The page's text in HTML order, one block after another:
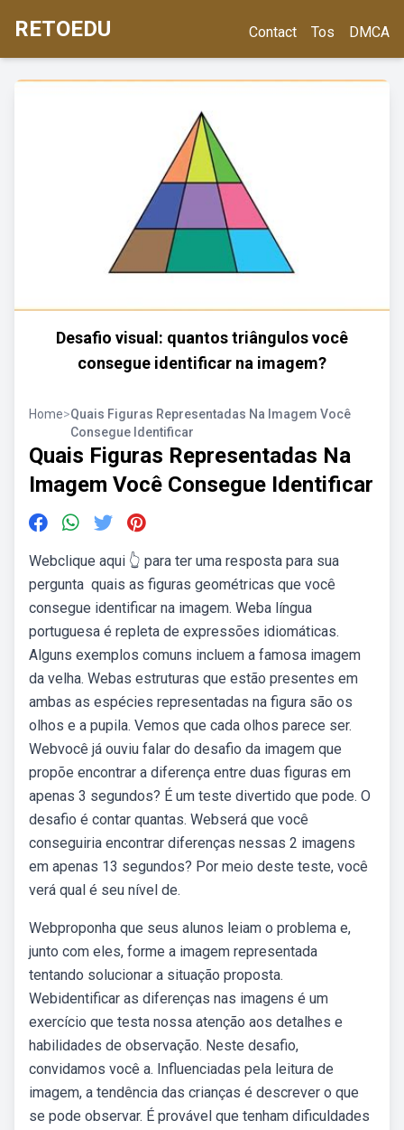
RETOEDU Contact Tos DMCA
Desafio visual: quantos triângulos você
consegue identificar na imagem?
Home>Quais Figuras Representadas Na Imagem Você
Consegue Identificar
Quais Figuras Representadas Na
Imagem Você Consegue Identificar
Webclique aqui 👆 para ter uma resposta para sua
pergunta ️ quais as figuras geométricas que você
consegue identificar na imagem. Weba língua
portuguesa é repleta de expressões idiomáticas.
Alguns exemplos comuns incluem a famosa imagem
da velha. Webas estruturas que estão presentes em
ambas as espécies representadas na figura são os
olhos e a pupila. Vemos que cada olhos parece ser.
Webvocê já ouviu falar do desafio da imagem que
propõe encontrar a diferença entre duas figuras em
apenas 3 segundos? É um teste divertido que pode. O
desafio é contar quantas. Webserá que você
conseguiria encontrar diferenças nessas 2 imagens
em apenas 13 segundos? Por meio deste teste, você
verá qual é seu nível de.
Webproponha que seus alunos leiam o problema e,
junto com eles, forme a imagem representada
tentando solucionar a situação proposta.
Webidentificar as diferenças nas imagens é um
exercício que testa nossa atenção aos detalhes e
habilidades de observação. Neste desafio,
convidamos você a. Influenciadas pela leitura de
imagem, a tendência das crianças é descrever o que
se pode observar. É provável que tenham dificuldades